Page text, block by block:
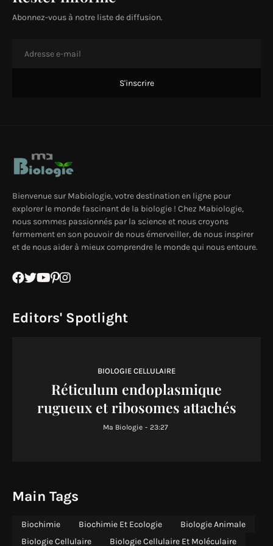
Abonnez-vous à notre liste de diffusion.
Bienvenue sur Mabiologie, votre destination en ligne pour
explorer le monde fascinant de la biologie ! Chez Mabiologie,
nous sommes passionnés par la science et nous croyons
fermement en son pouvoir de nous émerveiller, de nous inspirer
et de nous aider à mieux comprendre le monde qui nous entoure.
Editors' Spotlight
BIOLOGIE CELLULAIRE
Réticulum endoplasmique
rugueux et ribosomes attachés
Ma Biologie - 23:27
Main Tags
Biochimie Biochimie Et Ecologie
Biologie Animale
Biologie Cellulaire
Biologie Cellulaire Et Moléculaire